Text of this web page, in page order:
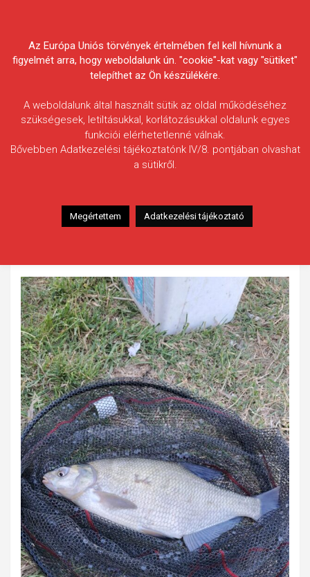
Egyesületek Szövetsége
Fekete József
Halfaj: Dévérkeszeg
Fogott hal adatai: 2,18 kg (47cm)
Az Európa Uniós törvények értelmében fel kell hívnunk a
figyelmét arra, hogy weboldalunk ún. "cookie"-kat vagy "sütiket"
telepíthet az Ön készülékére.
A weboldalunk által használt sütik az oldal működéséhez
szükségesek, letiltásukkal, korlátozásukkal oldalunk egyes
funkciói elérhetetlenné válnak.
Bővebben Adatkezelési tájékoztatónk IV/8. pontjában olvashat
a sütikről.
Megértettem Adatkezelési tájékoztató